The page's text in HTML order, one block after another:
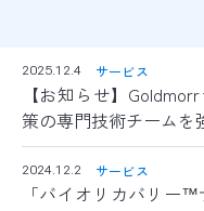
0120-552-
バイオリカバリー は米国
日本国内向けに適応した空間
2025.12.4 サービス
【お知らせ】
策の専門技術チームを
2024.12.2 サービス
「バイオリカバリー